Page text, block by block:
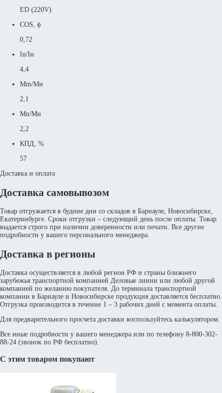
ED (220V)
COS, ϕ
0,72
In/Iн
4,4
Mm/Mн
2,1
Mn/Mн
2,2
КПД, %
57
Доставка и оплата
Доставка самовывозом
Товар отгружается в будние дни со складов в Барнауле, Новосибирске,
Екатеринбурге. Сроки отгрузки – следующий день после оплаты. Товар
выдается строго при наличии доверенности или печати. Все другие
подробности у вашего персонального менеджера.
Доставка в регионы
Доставка осуществляется в любой регион РФ и страны ближнего
зарубежья транспортной компанией Деловые линии или любой другой
компанией по желанию покупателя. До терминала транспортной
компании в Барнауле и Новосибирске продукция доставляется бесплатно.
Отгрузка производится в течение 1 – 3 рабочих дней с момента оплаты.
Для предварительного просчета доставки воспользуйтесь калькулятором.
Все иные подробности у вашего менеджера или по телефону 8-800-302-
88-24 (звонок по РФ бесплатно).
С этим товаром покупают